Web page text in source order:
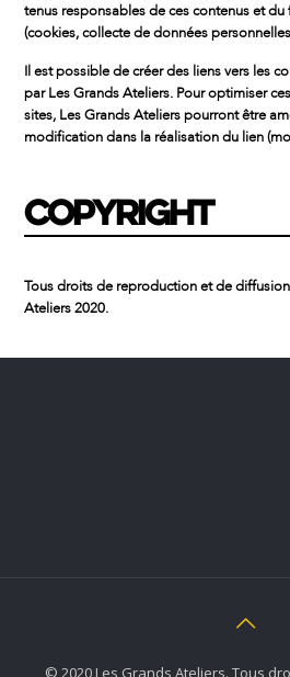
tenus responsables de ces contenus et
(cookies, collecte de données
Il est possible de créer des liens vers les
par Les Grands Ateliers. Pour optimiser
sites, Les Grands Ateliers pourront être
modification dans la réalisation du lien
COPYRIGHT
Tous droits de reproduction et de
Ateliers 2020.
© 2020 Les Grands Ateliers. Tous